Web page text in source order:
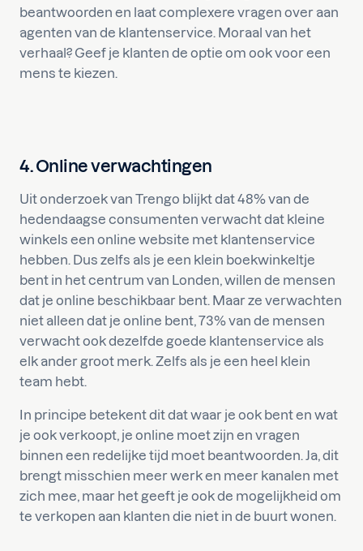
beantwoorden en laat complexere vragen over aan
agenten van de klantenservice. Moraal van het
verhaal? Geef je klanten de optie om ook voor een
mens te kiezen.
4. Online verwachtingen
Uit onderzoek van Trengo blijkt dat 48% van de
hedendaagse consumenten verwacht dat kleine
winkels een online website met klantenservice
hebben. Dus zelfs als je een klein boekwinkeltje
bent in het centrum van Londen, willen de mensen
dat je online beschikbaar bent. Maar ze verwachten
niet alleen dat je online bent, 73% van de mensen
verwacht ook dezelfde goede klantenservice als
elk ander groot merk. Zelfs als je een heel klein
team hebt.
In principe betekent dit dat waar je ook bent en wat
je ook verkoopt, je online moet zijn en vragen
binnen een redelijke tijd moet beantwoorden. Ja, dit
brengt misschien meer werk en meer kanalen met
zich mee, maar het geeft je ook de mogelijkheid om
te verkopen aan klanten die niet in de buurt wonen.